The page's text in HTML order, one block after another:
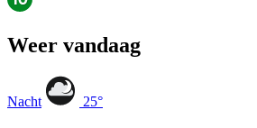
Weer vandaag
Nacht 25°